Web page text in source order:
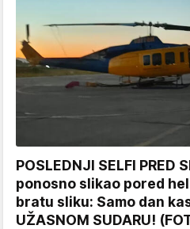
POSLEDNJI SELFI PRED
ponosno slikao pored
bratu sliku: Samo dan
UŽASNOM SUDARU!